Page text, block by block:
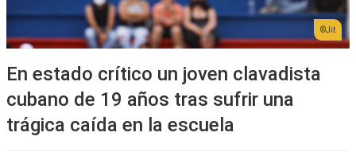
Jit
En estado crítico un joven clavadista
cubano de 19 años tras sufrir una
trágica caída en la escuela